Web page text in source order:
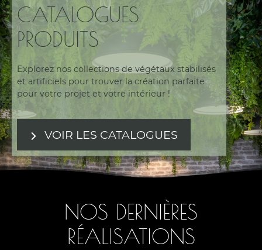
CATALOGUES
PRODUITS
Explorez nos collections de végétaux stabilisés
et artificiels pour trouver la création parfaite
pour votre projet et votre intérieur !
VOIR LES CATALOGUES
NOS DERNIÈRES
RÉALISATIONS